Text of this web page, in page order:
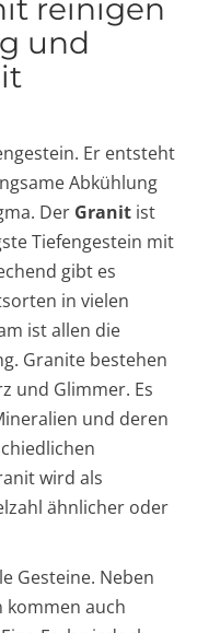
reinigen
und
Er entsteht
Abkühlung
Der Granit ist
Tiefengestein mit
gibt es
in vielen
ist allen die
Granite bestehen
und Glimmer. Es
und deren
wird als
ähnlicher oder
Gesteine. Neben
kommen auch